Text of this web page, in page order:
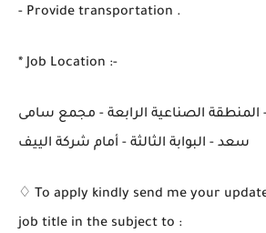
- Provide transportation .
* Job Location :-
- المنطقة الصناعية الرابعة - مجمع سامى
سعد - البوابة الثالثة - أمام شركة الييف
♢ To apply kindly send me your
job title in the subject to :